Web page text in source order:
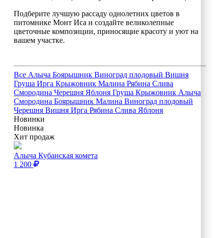
Подберите лучшую рассаду однолетних цветов в
питомнике Монт Иса и создайте великолепные
цветочные композиции, приносящие красоту и уют на
вашем участке.
Все Алыча Боярышник Виноград плодовый Вишня
Груша Ирга Крыжовник Малина Рябина Слива
Смородина Черешня Яблоня Груша Крыжовник Алыча
Смородина Боярышник Малина Виноград плодовый
Черешня Вишня Ирга Рябина Слива Яблоня
Новинки
Новинка
Хит продаж
Алыча Кубанская комета
1 200